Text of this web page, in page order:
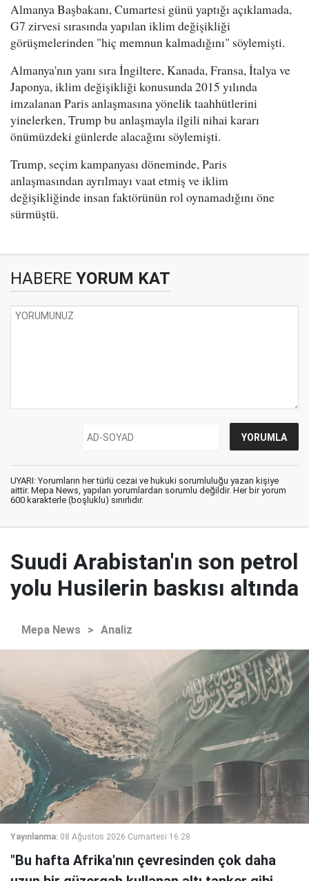
Almanya Başbakanı, Cumartesi günü yaptığı açıklamada,
G7 zirvesi sırasında yapılan iklim değişikliği
görüşmelerinden "hiç memnun kalmadığını" söylemişti.
Almanya'nın yanı sıra İngiltere, Kanada, Fransa, İtalya ve
Japonya, iklim değişikliği konusunda 2015 yılında
imzalanan Paris anlaşmasına yönelik taahhütlerini
yinelerken, Trump bu anlaşmayla ilgili nihai kararı
önümüzdeki günlerde alacağını söylemişti.
Trump, seçim kampanyası döneminde, Paris
anlaşmasından ayrılmayı vaat etmiş ve iklim
değişikliğinde insan faktörünün rol oynamadığını öne
sürmüştü.
HABERE YORUM KAT
UYARI: Yorumların her türlü cezai ve hukuki sorumluluğu yazan kişiye
aittir. Mepa News, yapılan yorumlardan sorumlu değildir. Her bir yorum
600 karakterle (boşluklu) sınırlıdır.
Suudi Arabistan'ın son petrol
yolu Husilerin baskısı altında
Mepa News > Analiz
Yayınlanma: 08 Ağustos 2026 Cumartesi 16:28
"Bu hafta Afrika'nın çevresinden çok daha